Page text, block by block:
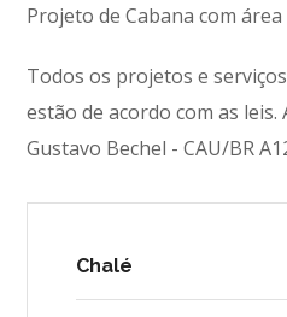
Projeto de Cabana com área
Todos os projetos e
estão de acordo com as
Gustavo Bechel - CAU/BR
Chalé